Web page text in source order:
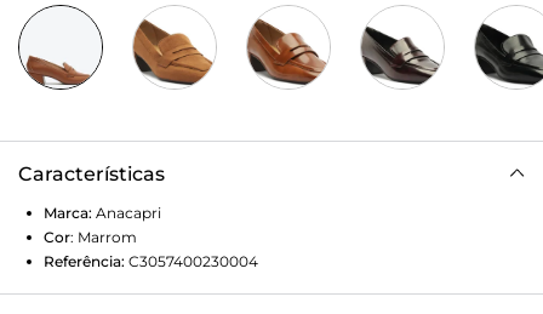
Características
Marca: Anacapri
Cor: Marrom
Referência: C3057400230004